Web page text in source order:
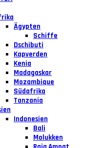
Ägypten
Schiffe
Dschibuti
Kapverden
Kenia
Madagaskar
Mozambique
Südafrika
Tanzania
Indonesien
Bali
Molukken